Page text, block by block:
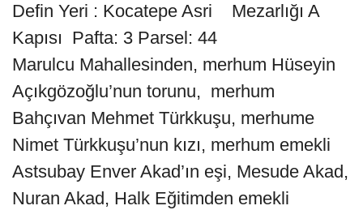
Defin Yeri : Kocatepe Asri Mezarlığı A
Kapısı Pafta: 3 Parsel: 44
Marulcu Mahallesinden, merhum Hüseyin
Açıkgözoğlu’nun torunu, merhum
Bahçıvan Mehmet Türkkuşu, merhume
Nimet Türkkuşu’nun kızı, merhum emekli
Astsubay Enver Akad’ın eşi, Mesude Akad,
Nuran Akad, Halk Eğitimden emekli